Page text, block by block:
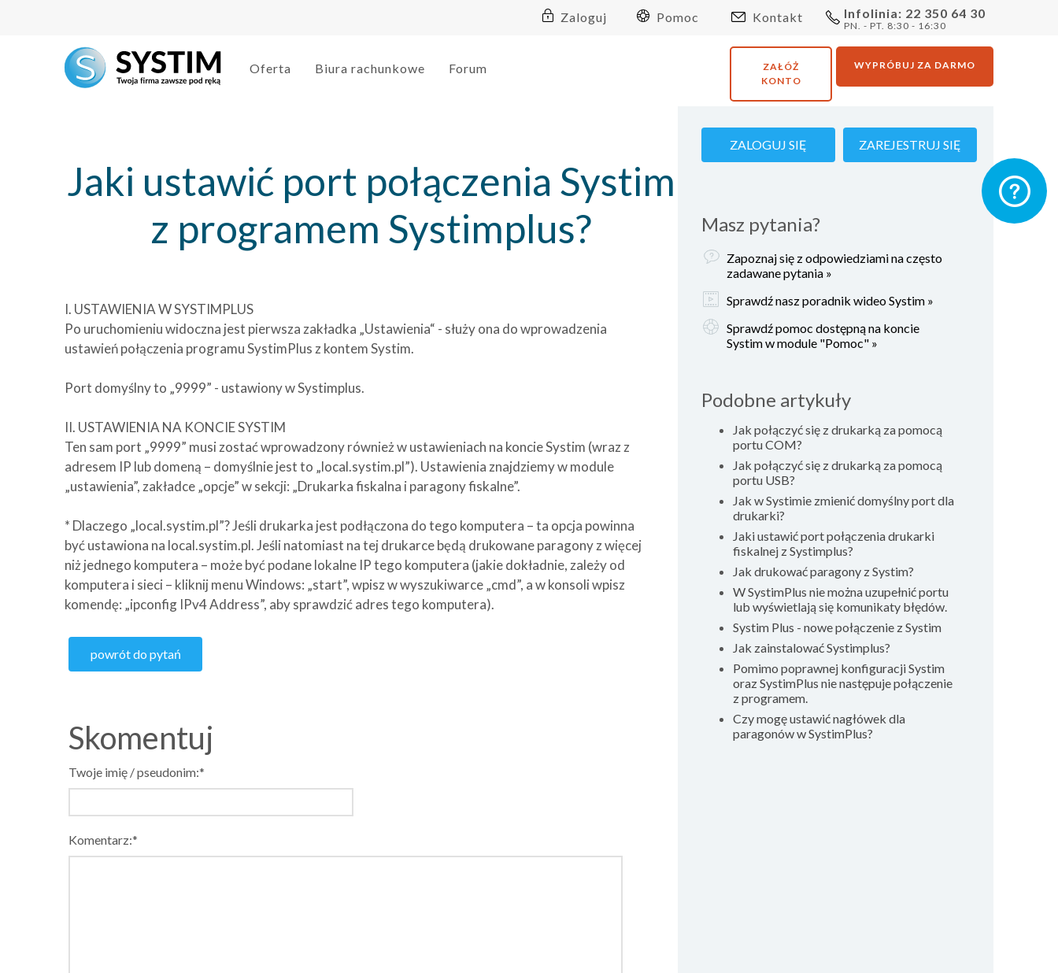
Infolinia: 22 350 64 30
PN. - PT. 8:30 - 16:30
Kontakt
Pomoc
Zaloguj
WYPRÓBUJ ZA DARMO
ZAŁÓŻ
KONTO
Oferta Biura rachunkowe Forum
Jaki ustawić port połączenia Systim
z programem Systimplus?
I. USTAWIENIA W SYSTIMPLUS
Po uruchomieniu widoczna jest pierwsza zakładka „Ustawienia“ - służy ona do wprowadzenia
ustawień połączenia programu SystimPlus z kontem Systim.
Port domyślny to „9999” - ustawiony w Systimplus.
II. USTAWIENIA NA KONCIE SYSTIM
Ten sam port „9999” musi zostać wprowadzony również w ustawieniach na koncie Systim (wraz z
adresem IP lub domeną – domyślnie jest to „local.systim.pl”). Ustawienia znajdziemy w module
„ustawienia”, zakładce „opcje” w sekcji: „Drukarka fiskalna i paragony fiskalne”.
* Dlaczego „local.systim.pl”? Jeśli drukarka jest podłączona do tego komputera – ta opcja powinna
być ustawiona na local.systim.pl. Jeśli natomiast na tej drukarce będą drukowane paragony z więcej
niż jednego komputera – może być podane lokalne IP tego komputera (jakie dokładnie, zależy od
komputera i sieci – kliknij menu Windows: „start”, wpisz w wyszukiwarce „cmd”, a w konsoli wpisz
komendę: „ipconfig IPv4 Address”, aby sprawdzić adres tego komputera).
powrót do pytań
Skomentuj
Twoje imię / pseudonim:*
Komentarz:*
ZALOGUJ SIĘ ZAREJESTRUJ SIĘ
Masz pytania?
Zapoznaj się z odpowiedziami na często
zadawane pytania »
Sprawdź nasz poradnik wideo Systim »
Sprawdź pomoc dostępną na koncie
Systim w module "Pomoc" »
Podobne artykuły
Jak połączyć się z drukarką za pomocą
portu COM?
Jak połączyć się z drukarką za pomocą
portu USB?
Jak w Systimie zmienić domyślny port dla
drukarki?
Jaki ustawić port połączenia drukarki
fiskalnej z Systimplus?
Jak drukować paragony z Systim?
W SystimPlus nie można uzupełnić portu
lub wyświetlają się komunikaty błędów.
Systim Plus - nowe połączenie z Systim
Jak zainstalować Systimplus?
Pomimo poprawnej konfiguracji Systim
oraz SystimPlus nie następuje połączenie
z programem.
Czy mogę ustawić nagłówek dla
paragonów w SystimPlus?